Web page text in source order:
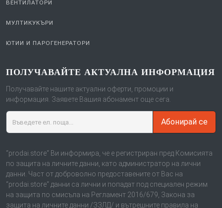
ВЕНТИЛАТОРИ
МУЛТИКУКЪРИ
ЮТИИ И ПАРОГЕНЕРАТОРИ
ПОЛУЧАВАЙТЕ АКТУАЛНА ИНФОРМАЦИЯ
Получавайте нашите актуални оферти, промоции и
информация. Заявете Вашия абонамент още сега.
Абонирай се
“prodai.store“ Ви информира, че е регистриран пред Комисията
по защита на личните данни, като администратор на лични
данни. Част от доброволно предоставените от Вас на
“prodai.store“ данни са лични и попадат под специален режим
на защита по смисъла на Регламент 2016/679, Закона за
защита на личните данни /ЗЗЛД/ и вътрешните правила на